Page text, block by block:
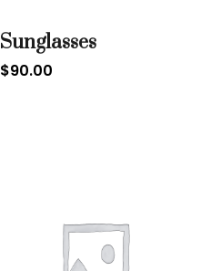
Sunglasses
$90.00